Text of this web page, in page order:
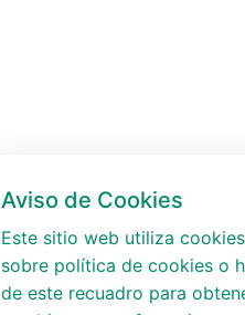
Aviso de Cookies
Este sitio web utiliza
sobre política de cookies o
de este recuadro para